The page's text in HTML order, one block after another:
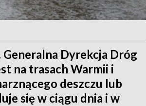
Generalna Dyrekcja Dróg
na trasach Warmii i
deszczu lub
się w ciągu dnia i w